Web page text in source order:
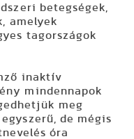
betegségek,
amelyek
tagországok
inaktív
mindennapok
meg
de mégis
óra